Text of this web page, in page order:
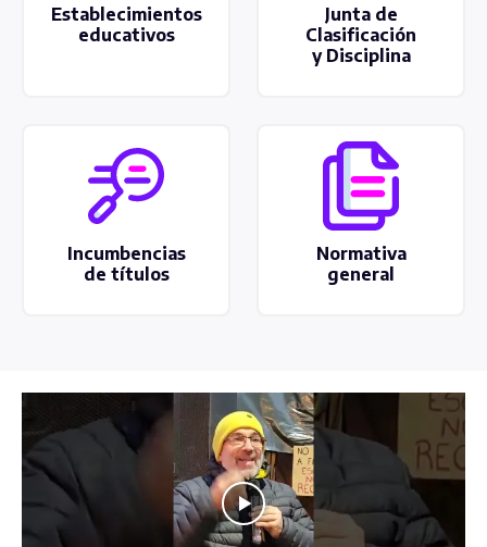
Establecimientos
educativos
Junta de
Clasificación
y Disciplina
Incumbencias
de títulos
Normativa
general